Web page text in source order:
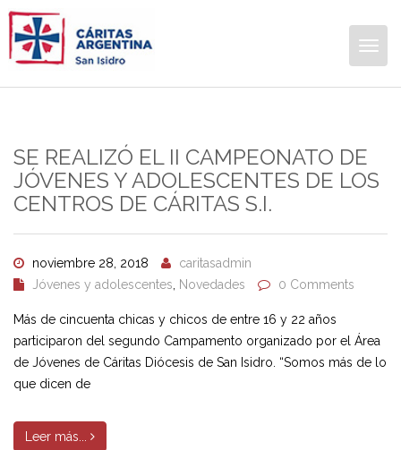
SE REALIZÓ EL II CAMPEONATO DE
JÓVENES Y ADOLESCENTES DE LOS
CENTROS DE CÁRITAS S.I.
noviembre 28, 2018
caritasadmin
Jóvenes y adolescentes
Novedades 0 Comments
Más de cincuenta chicas y chicos de entre 16 y 22 años
participaron del segundo Campamento organizado por el Área
de Jóvenes de Cáritas Diócesis de San Isidro. “Somos más de lo
que dicen de
Leer más...